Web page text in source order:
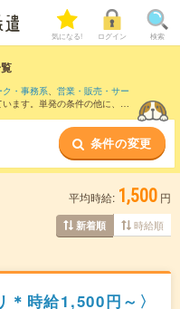
気になる! ログイン 検索
ク・事務系、 営業・販売・サー
ます。単発の条件の他に、 交
条件の変更
平均時給: 1,500 円
新着順 時給順
＊時給1,500円～〉